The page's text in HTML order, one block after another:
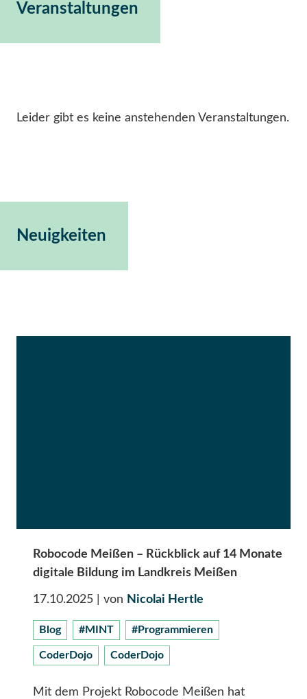
Veranstaltungen
Leider gibt es keine anstehenden Veranstaltungen.
Neuigkeiten
Robocode Meißen – Rückblick auf 14 Monate
digitale Bildung im Landkreis Meißen
17.10.2025 | von Nicolai Hertle
Blog #MINT #Programmieren
CoderDojo CoderDojo
Mit dem Projekt Robocode Meißen hat